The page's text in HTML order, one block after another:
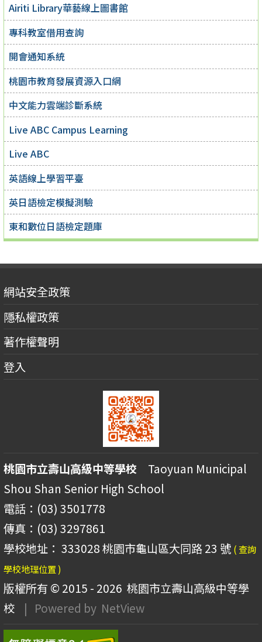
Airiti Library華藝線上圖書館
專科教室借用查詢
開會通知系統
桃園市教育發展資源入口網
中文能力雲端診斷系統
Live ABC Campus Learning
Live ABC
英語線上學習平臺
英日語檢定模擬測驗
東和數位日語檢定題庫
網站安全政策
隱私權政策
著作權聲明
登入
桃園市立壽山高級中等學校 Taoyuan Municipal
Shou Shan Senior High School
電話：(03) 3501778
傳真：(03) 3297861
學校地址： 333028 桃園市龜山區大同路 23 號 ( 查詢
學校地理位置 )
版權所有 © 2015 - 2026 桃園市立壽山高級中等學
校
| Powered by NetView